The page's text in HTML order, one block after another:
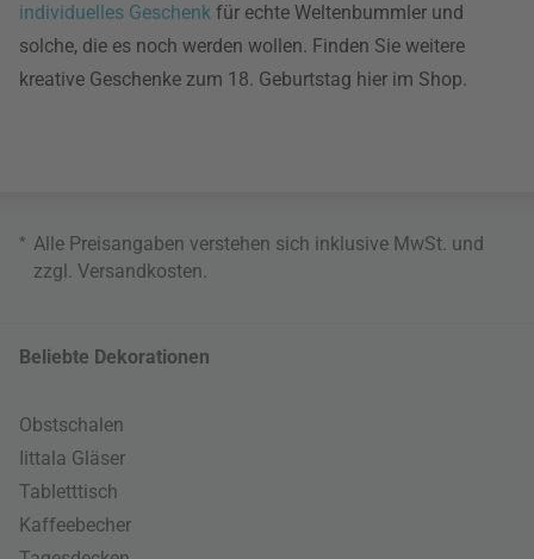
individuelles Geschenk für echte Weltenbummler und
solche, die es noch werden wollen. Finden Sie weitere
kreative Geschenke zum 18. Geburtstag hier im Shop.
* Alle Preisangaben verstehen sich inklusive MwSt. und
zzgl. Versandkosten.
Beliebte Dekorationen
Obstschalen
Iittala Gläser
Tabletttisch
Kaffeebecher